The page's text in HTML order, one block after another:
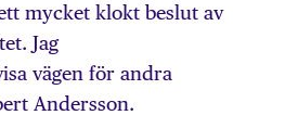
mycket klokt beslut av
Jag
vägen för andra
Andersson.